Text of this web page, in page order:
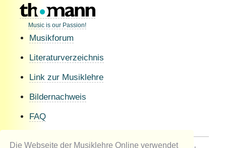
Die Webseite der Musiklehre Online verwendet
Music is our Passion!
Musikforum
Literaturverzeichnis
Link zur Musiklehre
Bildernachweis
FAQ